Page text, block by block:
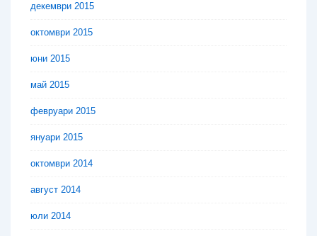
декември 2015
октомври 2015
юни 2015
май 2015
февруари 2015
януари 2015
октомври 2014
август 2014
юли 2014